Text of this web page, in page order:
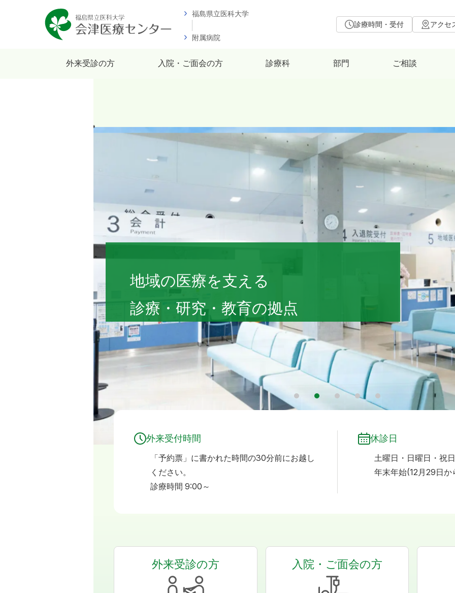
福島県立医科大学
附属病院
外来受診の方 入院・ご面会の方 診療科 部門 ご相談
診療時間・受付 アクセ
福島県立医科大学 会津診療センター
地域の医療を支える
診療・研究・教育の拠点
2 5
外来受付時間
「予約票」に書かれた時間の30分前にお越し
ください。
診療時間 9:00～
休診日
土曜日・日曜日・祝日
年末年始(12月29日
外来受診の方 入院・ご面会の方